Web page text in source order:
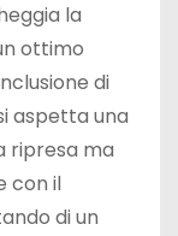
la
ottimo
di
aspetta una
ripresa ma
con il
di un